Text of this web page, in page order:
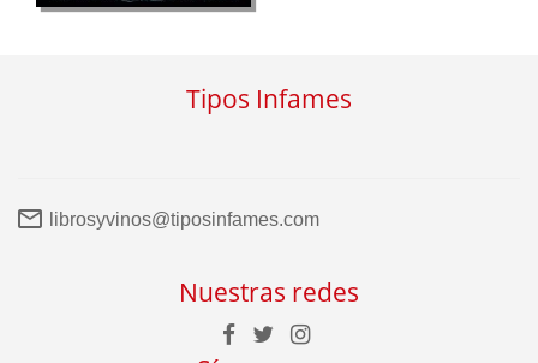
Tipos Infames
librosyvinos@tiposinfames.com
Nuestras redes